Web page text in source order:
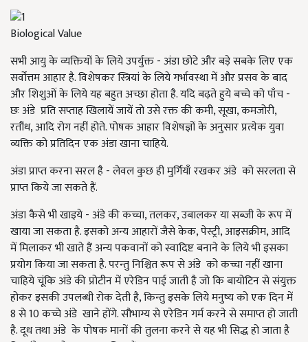
Biological Value
सभी आयु के व्यक्तियों के लिये उपर्युक्त - अंडा छोटे और बड़े सबके लिए एक
सर्वोत्तम आहार है. विशेषकर स्त्रियां के लिये गर्भावस्था में और प्रसव के बाद
और शिशुओं के लिये यह बहुत अच्छा होता है. यदि बढ़ते हुये बच्चे को पाँच -
छः अंडे प्रति सप्ताह खिलायें जायें तो उसे रक्त की कमी, सूखा, कमजोरी,
रतौंध, आदि रोग नहीं होते. पोषक आहार विशेषज्ञों के अनुसार प्रत्येक युवा
व्यक्ति को प्रतिदिन एक अंडा खाना चाहिये.
अंडा प्राप्त करना सरल है - लेवल कुछ ही मुर्गियाँ रखकर अंडे को सरलता से
प्राप्त किये जा सकते हैं.
अंडा कैसे भी खाइये - अंडे की कच्चा, तलकर, उबालकर या सब्जी के रूप में
खाया जा सकता है. इसको अन्य आहारों जैसे केक, पेस्ट्री, आइसक्रीम, आदि
में मिलाकर भी खाते हैं अन्य पकवानों को स्वादिष्ट बनाने के लिये भी इसका
प्रयोग किया जा सकता है. परन्तु निश्चित रूप से अंडे को कच्चा नहीं खाना
चाहिये चूंकि अंडे की प्रोटीन में एरेडिन पाई जाती है जो कि बायोटिन से संयुक्त
होकर इसकी उपलब्धी रोक देती है, किन्तु इसके लिये मनुष्य को एक दिन में
8 से 10 कच्चे अंडे खाने होंगे. सौभाग्य से एरेडिन गर्म करने से समाप्त हो जाती
है. दूध तथा अंडे के पोषक मानों की तुलना करने से यह भी सिद्ध हो जाता है